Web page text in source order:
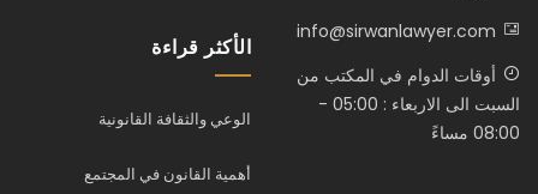
info@sirwanlawyer.com
أوقات الدوام في المكتب من
السبت الى الاربعاء : 05:00 -
08:00 مساءً
الأكثر قراءة
الوعي والثقافة القانونية
أهمية القانون في المجتمع